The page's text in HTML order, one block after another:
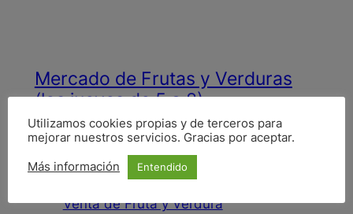
Mercado de Frutas y Verduras
(los jueves de 5 a 8)
Buenas y Santas
Huerto de Fruta y Verdura
Venta de Fruta y Verdura
Utilizamos cookies propias y de terceros para
mejorar nuestros servicios. Gracias por aceptar.
Más información Entendido